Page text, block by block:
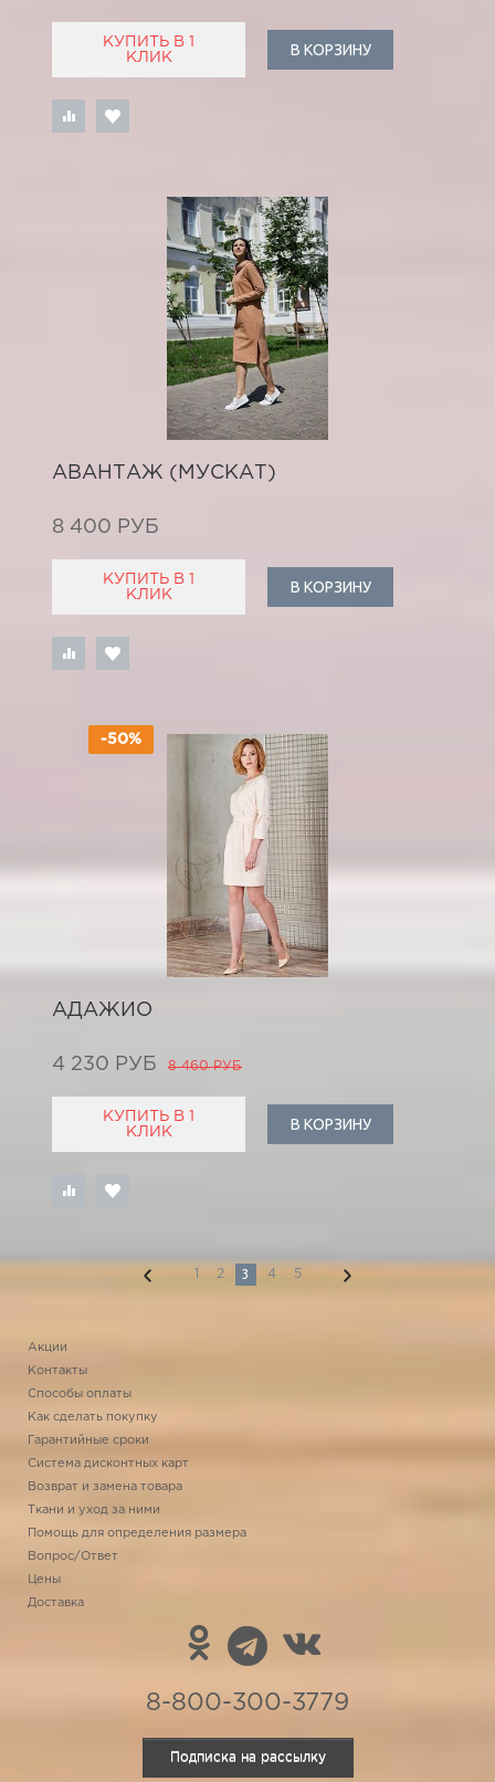
КУПИТЬ В 1
КЛИК
В КОРЗИНУ
АВАНТАЖ (МУСКАТ)
8 400 РУБ
КУПИТЬ В 1
КЛИК
В КОРЗИНУ
-50%
АДАЖИО
4 230 РУБ 8 460 РУБ
КУПИТЬ В 1
КЛИК
В КОРЗИНУ
1 2 3 4 5
Акции
Контакты
Способы оплаты
Как сделать покупку
Гарантийные сроки
Система дисконтных карт
Возврат и замена товара
Ткани и уход за ними
Помощь для определения размера
Вопрос/Ответ
Цены
Доставка
8-800-300-3779
Подписка на рассылку